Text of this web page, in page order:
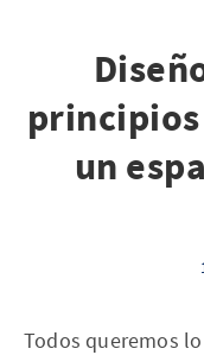
un
Todos queremos